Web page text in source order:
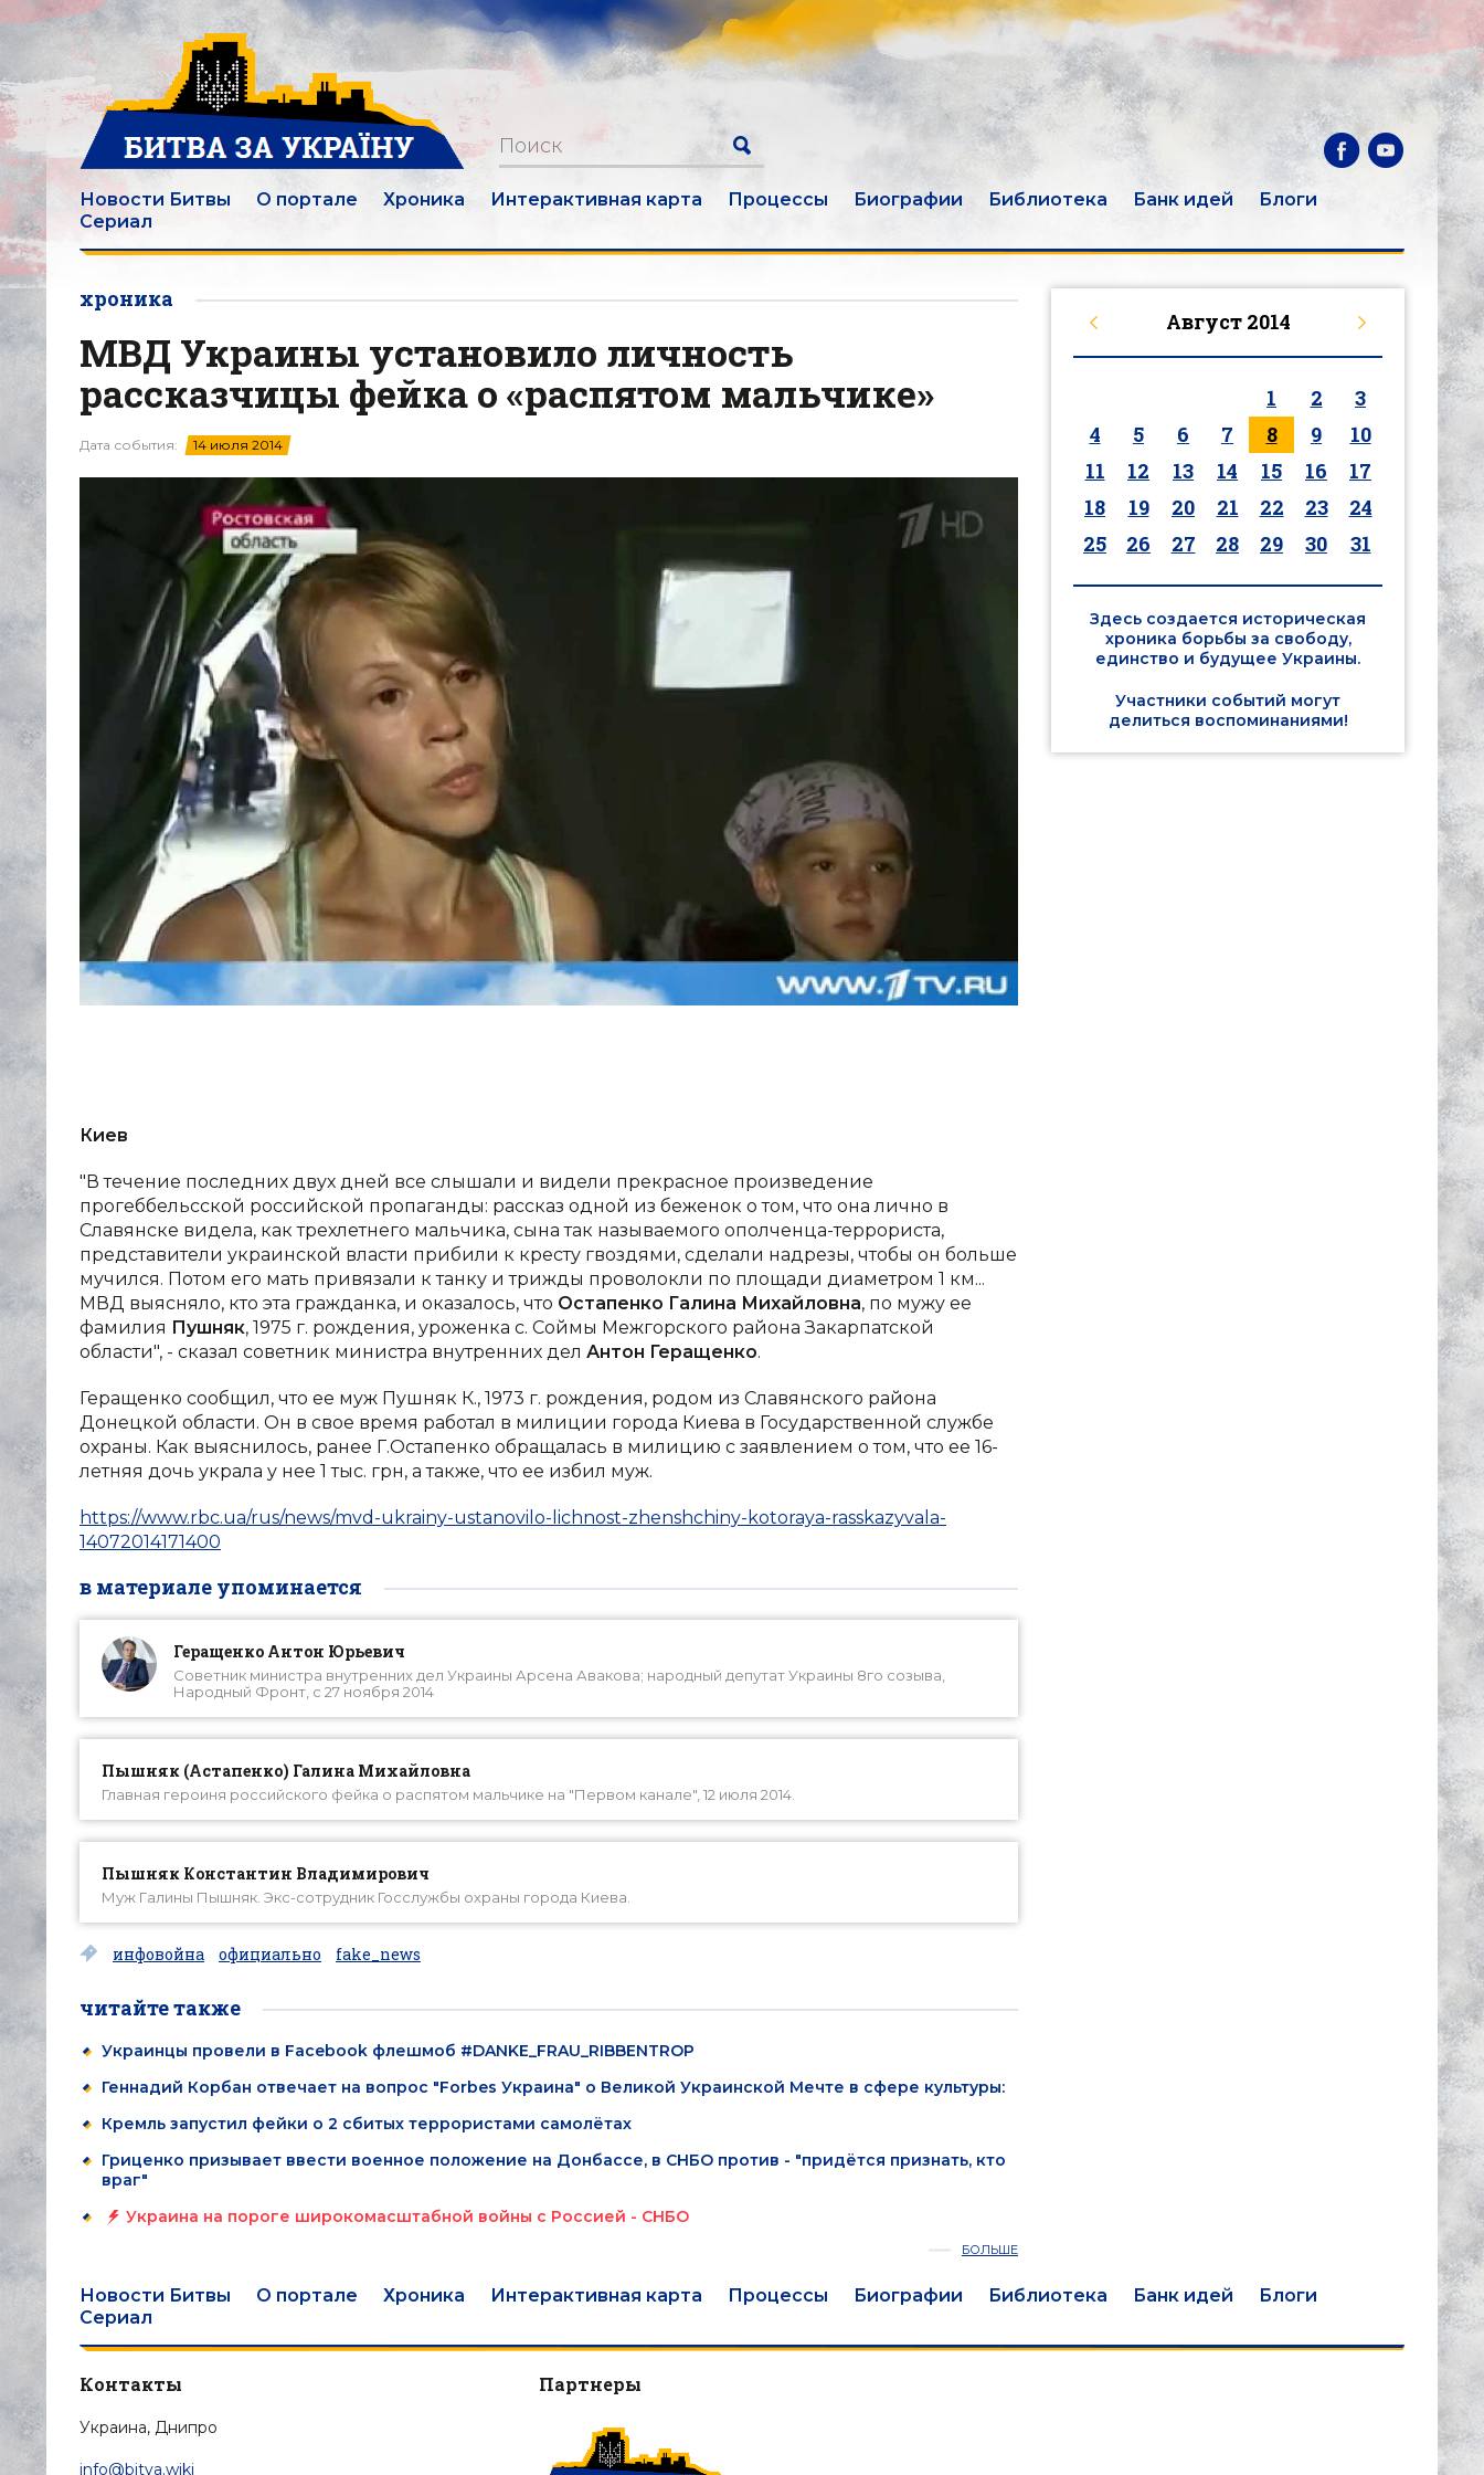
Новости Битвы О портале Хроника Интерактивная карта Процессы Биографии Библиотека Банк идей
Блоги
Сериал
хроника
МВД Украины установило личность
рассказчицы фейка о «распятом мальчике»
Дата события: 14 июля 2014
Киев
"В течение последних двух дней все слышали и видели прекрасное произведение
прогеббельсской российской пропаганды: рассказ одной из беженок о том, что она лично в
Славянске видела, как трехлетнего мальчика, сына так называемого ополченца-террориста,
представители украинской власти прибили к кресту гвоздями, сделали надрезы, чтобы он больше
мучился. Потом его мать привязали к танку и трижды проволокли по площади диаметром 1 км...
МВД выясняло, кто эта гражданка, и оказалось, что Остапенко Галина Михайловна, по мужу ее
фамилия Пушняк, 1975 г. рождения, уроженка с. Соймы Межгорского района Закарпатской
области", - сказал советник министра внутренних дел Антон Геращенко.
Геращенко сообщил, что ее муж Пушняк К., 1973 г. рождения, родом из Славянского района
Донецкой области. Он в свое время работал в милиции города Киева в Государственной службе
охраны. Как выяснилось, ранее Г.Остапенко обращалась в милицию с заявлением о том, что ее 16-
летняя дочь украла у нее 1 тыс. грн, а также, что ее избил муж.
https://www.rbc.ua/rus/news/mvd-ukrainy-ustanovilo-lichnost-zhenshchiny-kotoraya-rasskazyvala-
14072014171400
в материале упоминается
Геращенко Антон Юрьевич
Советник министра внутренних дел Украины Арсена Авакова; народный депутат Украины 8го созыва,
Народный Фронт, с 27 ноября 2014
Пышняк (Астапенко) Галина Михайловна
Главная героиня российского фейка о распятом мальчике на "Первом канале", 12 июля 2014.
Пышняк Константин Владимирович
Муж Галины Пышняк. Экс-сотрудник Госслужбы охраны города Киева.
инфовойна официально fake_news
читайте также
Украинцы провели в Facebook флешмоб #DANKE_FRAU_RIBBENTROP
Геннадий Корбан отвечает на вопрос "Forbes Украина" о Великой Украинской Мечте в сфере культуры:
Кремль запустил фейки о 2 сбитых террористами самолётах
Гриценко призывает ввести военное положение на Донбассе, в СНБО против - "придётся признать, кто
враг"
Украина на пороге широкомасштабной войны с Россией - СНБО
БОЛЬШЕ
Август 2014
1 2
3
4
5 6 7 8 9
10
11
12 13 14 15 16
17
18
19 20 21 22 23
24
25
26 27 28 29 30 31
Здесь создается историческая
хроника борьбы за свободу,
единство и будущее Украины.
Участники событий могут
делиться воспоминаниями!
Новости Битвы О портале Хроника Интерактивная карта Процессы Биографии Библиотека Банк идей
Блоги
Сериал
Контакты
Украина, Днипро
info@bitva.wiki
Партнеры